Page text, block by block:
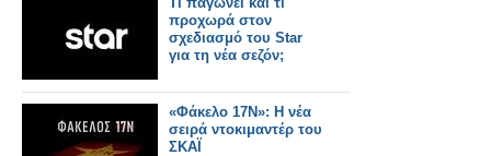
προχωρά στον
σχεδιασμό του Star
για τη νέα σεζόν;
«Φάκελο 17Ν»: Η νέα
σειρά ντοκιμαντέρ του
ΣΚΑΪ